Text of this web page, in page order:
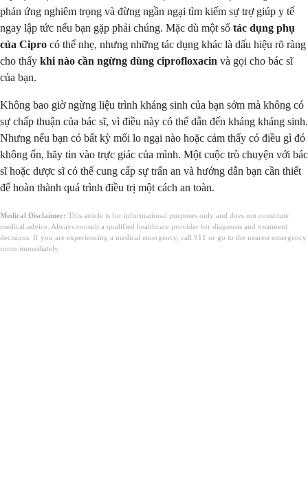
phản ứng nghiêm trọng và đừng ngần ngại tìm kiếm sự trợ giúp y tế
ngay lập tức nếu bạn gặp phải chúng. Mặc dù một số tác dụng phụ
của Cipro có thể nhẹ, nhưng những tác dụng khác là dấu hiệu rõ ràng
cho thấy khi nào cần ngừng dùng ciprofloxacin và gọi cho bác sĩ
của bạn.
Không bao giờ ngừng liệu trình kháng sinh của bạn sớm mà không có
sự chấp thuận của bác sĩ, vì điều này có thể dẫn đến kháng kháng sinh.
Nhưng nếu bạn có bất kỳ mối lo ngại nào hoặc cảm thấy có điều gì đó
không ổn, hãy tin vào trực giác của mình. Một cuộc trò chuyện với bác
sĩ hoặc dược sĩ có thể cung cấp sự trấn an và hướng dẫn bạn cần thiết
để hoàn thành quá trình điều trị một cách an toàn.
Medical Disclaimer: This article is for informational purposes only and does not constitute
medical advice. Always consult a qualified healthcare provider for diagnosis and treatment
decisions. If you are experiencing a medical emergency, call 911 or go to the nearest emergency
room immediately.